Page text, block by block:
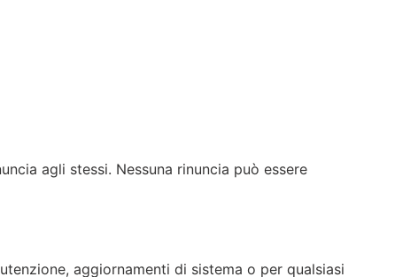
agli stessi. Nessuna rinuncia può essere
aggiornamenti di sistema o per qualsiasi